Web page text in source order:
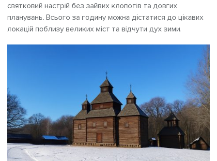
святковий настрій без зайвих клопотів та довгих
планувань. Всього за годину можна дістатися до цікавих
локацій поблизу великих міст та відчути дух зими.